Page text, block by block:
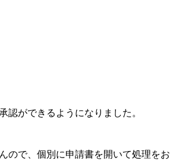
認ができるようになりました。
ので、個別に申請書を開いて処理をお